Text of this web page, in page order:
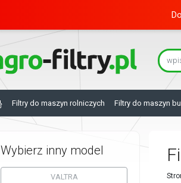
Filtry do maszyn rolniczych Filtry do maszyn
Wybierz inny model
VALTRA